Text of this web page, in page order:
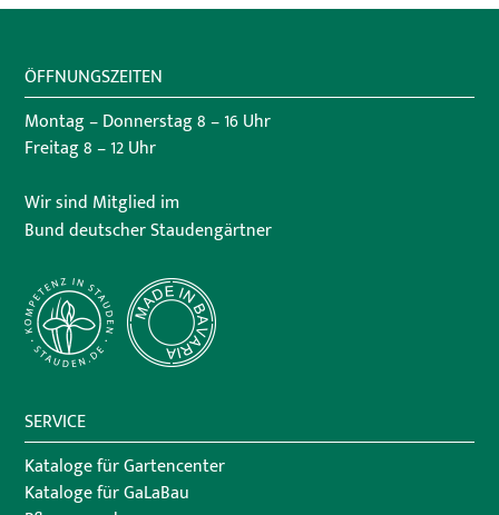
ÖFFNUNGSZEITEN
Montag – Donnerstag 8 – 16 Uhr
Freitag 8 – 12 Uhr
Wir sind Mitglied im
Bund deutscher Staudengärtner
SERVICE
Kataloge für Gartencenter
Kataloge für GaLaBau